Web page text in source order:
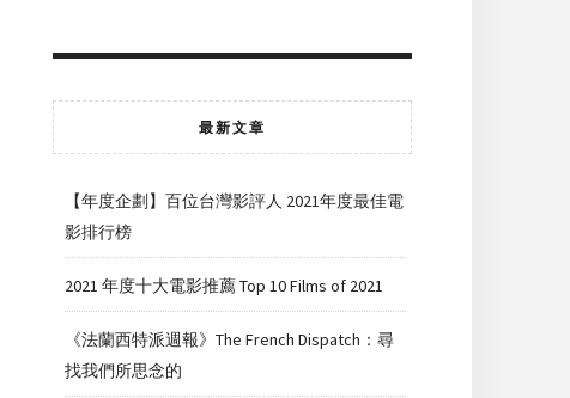
最新文章
【年度企劃】百位台灣影評人 2021年度最佳電
影排行榜
2021 年度十大電影推薦 Top 10 Films of 2021
《法蘭西特派週報》The French Dispatch：尋
找我們所思念的